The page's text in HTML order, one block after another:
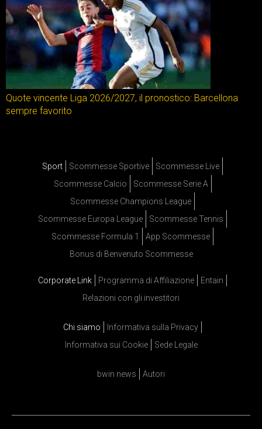
Quote vincente Liga 2026/2027, il pronostico: Barcellona
sempre favorito
Sport Scommesse Sportive
Scommesse Live
Scommesse Calcio
Scommesse Serie A
Scommesse Champions League
Scommesse Europa League
Scommesse Tennis
Scommesse Formula 1
App Scommesse
Bonus di Benvenuto Scommesse
Corporate Link Programma di Affiliazione
Entain
Relazioni con gli investitori
Chi siamo
Informativa sulla Privacy
Informativa sui Cookie
Sede Legale
bwin news Autori